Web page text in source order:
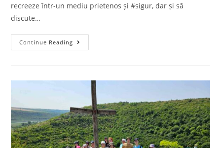
recreeze într-un mediu prietenos și #sigur, dar și să
discute…
Continue Reading